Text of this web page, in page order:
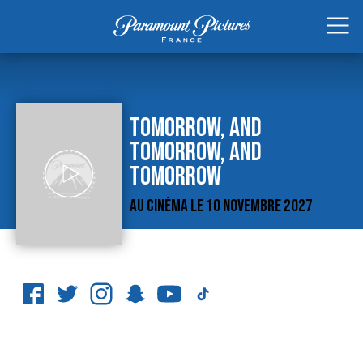
TOMORROW, AND
TOMORROW, AND
TOMORROW
AU CINÉMA LE 10 NOVEMBRE 2027